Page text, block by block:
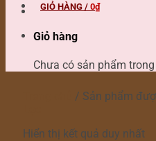
GIỎ HÀNG / 0₫
Giỏ hàng
Chưa có sản phẩm
/ Sản phẩm
Hiển thị kết quả duy nhất